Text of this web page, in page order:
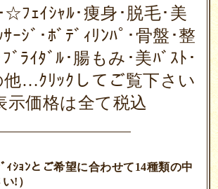
☆ﾌｪｲｼｬﾙ･痩身･脱毛･美
ｰｼﾞ･ﾎﾞﾃﾞｨﾘﾝﾊﾟ･骨盤･整
ﾞﾗｲﾀﾞﾙ･腸もみ･美ﾊﾞｽﾄ･
他…ｸﾘｯｸしてご覧下さい
価格は全て税込
ｼｮﾝとご希望に合わせて14種類の中
!）